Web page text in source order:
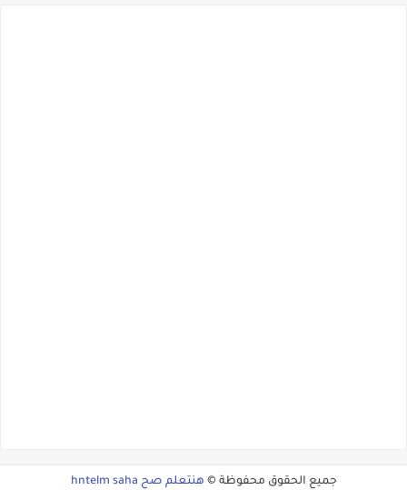
جميع الحقوق محفوظة © هنتعلم صح hntelm saha